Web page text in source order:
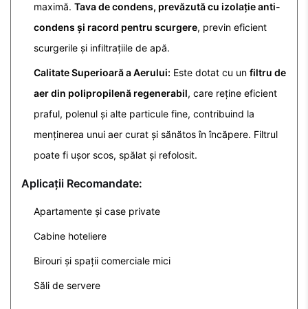
maximă. Tava de condens, prevăzută cu izolație anti-
condens și racord pentru scurgere, previn eficient
scurgerile și infiltrațiile de apă.
Calitate Superioară a Aerului: Este dotat cu un filtru de
aer din polipropilenă regenerabil, care reține eficient
praful, polenul și alte particule fine, contribuind la
menținerea unui aer curat și sănătos în încăpere. Filtrul
poate fi ușor scos, spălat și refolosit.
Aplicații Recomandate:
Apartamente și case private
Cabine hoteliere
Birouri și spații comerciale mici
Săli de servere